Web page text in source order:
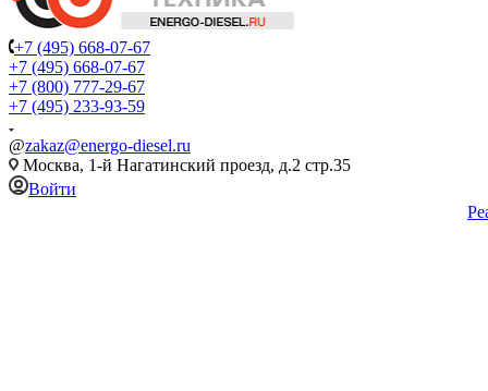
+7 (495) 668-07-67
+7 (495) 668-07-67
+7 (800) 777-29-67
+7 (495) 233-93-59
@zakaz@energo-diesel.ru
Москва, 1-й Нагатинский проезд, д.2 стр.35
Войти